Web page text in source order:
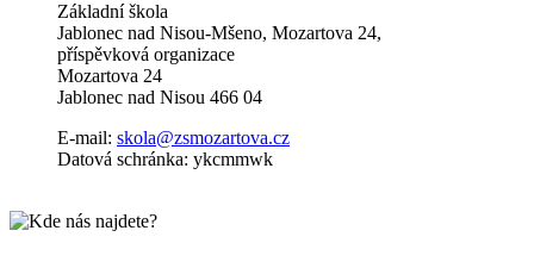
Základní škola
Jablonec nad Nisou-Mšeno, Mozartova 24,
příspěvková organizace
Mozartova 24
Jablonec nad Nisou 466 04
E-mail: skola@zsmozartova.cz
Datová schránka: ykcmmwk